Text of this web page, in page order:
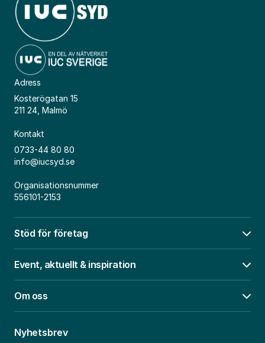
Adress
Kosterögatan 15
211 24, Malmö
Kontakt
0733-44 80 80
info@iucsyd.se
Organisationsnummer
556101-2153
Stöd för företag
Event, aktuellt & inspiration
Om oss
Nyhetsbrev